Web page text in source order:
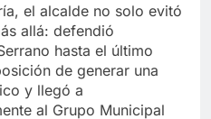
el alcalde no solo evitó
allá: defendió
hasta el último
de generar una
y llegó a
al Grupo Municipal